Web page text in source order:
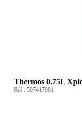
Thermos 0.75L
Réf : 597417901